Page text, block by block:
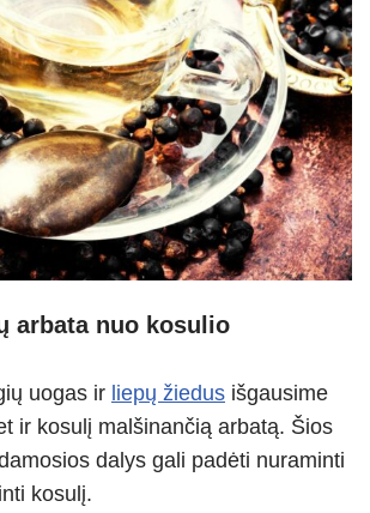
arbata nuo kosulio
uogas ir liepų žiedus išgausime
ir kosulį malšinančią arbatą. Šios
dalys gali padėti nuraminti
kosulį.